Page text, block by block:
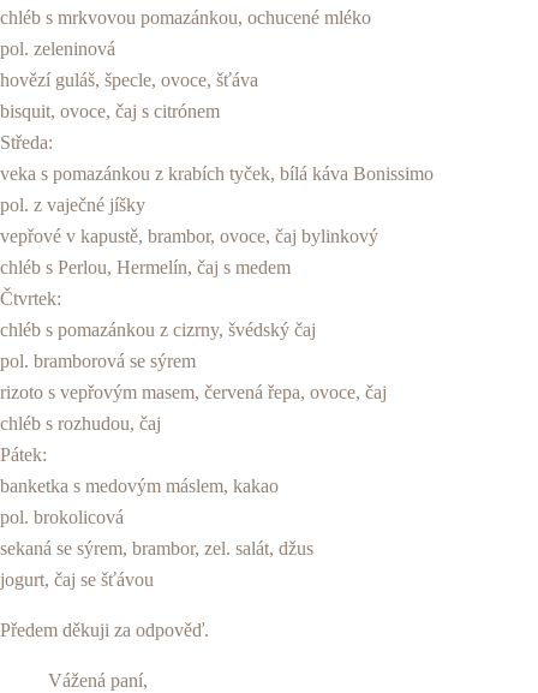
chléb s mrkvovou pomazánkou, ochucené mléko
pol. zeleninová
hovězí guláš, špecle, ovoce, šťáva
bisquit, ovoce, čaj s citrónem
Středa:
veka s pomazánkou z krabích tyček, bílá káva Bonissimo
pol. z vaječné jíšky
vepřové v kapustě, brambor, ovoce, čaj bylinkový
chléb s Perlou, Hermelín, čaj s medem
Čtvrtek:
chléb s pomazánkou z cizrny, švédský čaj
pol. bramborová se sýrem
rizoto s vepřovým masem, červená řepa, ovoce, čaj
chléb s rozhudou, čaj
Pátek:
banketka s medovým máslem, kakao
pol. brokolicová
sekaná se sýrem, brambor, zel. salát, džus
jogurt, čaj se šťávou
Předem děkuji za odpověď.
Vážená paní,